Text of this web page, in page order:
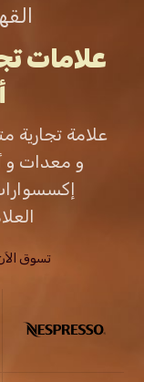
علامات
علامة
و معدات و
تسوق